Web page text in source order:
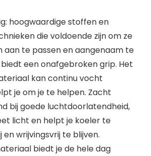
hoogwaardige stoffen en
die voldoende zijn om ze
aan te passen en aangenaam te
een onafgebroken grip. Het
kan continu vocht
je om je te helpen. Zacht
bij goede luchtdoorlatendheid,
licht en helpt je koeler te
en wrijvingsvrij te blijven.
biedt je de hele dag